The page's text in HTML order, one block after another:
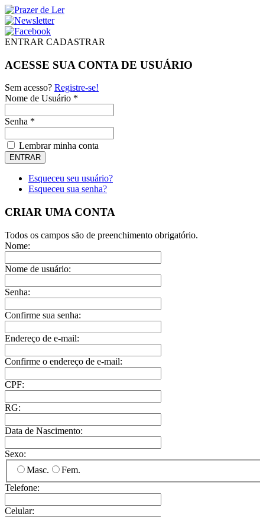
ENTRAR CADASTRAR
ACESSE SUA CONTA DE USUÁRIO
Sem acesso? Registre-se!
Nome de Usuário *
Senha *
Lembrar minha conta
Esqueceu seu usuário?
Esqueceu sua senha?
CRIAR UMA CONTA
Todos os campos são de preenchimento obrigatório.
Nome:
Nome de usuário:
Senha:
Confirme sua senha:
Endereço de e-mail:
Confirme o endereço de e-mail:
CPF:
RG:
Data de Nascimento:
Sexo:
Masc.
Fem.
Telefone:
Celular: